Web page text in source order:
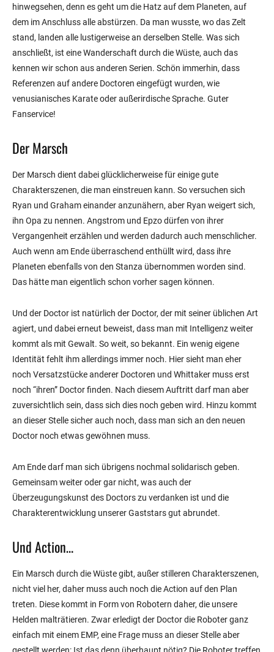
hinwegsehen, denn es geht um die Hatz auf dem Planeten, auf
dem im Anschluss alle abstürzen. Da man wusste, wo das Zelt
stand, landen alle lustigerweise an derselben Stelle. Was sich
anschließt, ist eine Wanderschaft durch die Wüste, auch das
kennen wir schon aus anderen Serien. Schön immerhin, dass
Referenzen auf andere Doctoren eingefügt wurden, wie
venusianisches Karate oder außerirdische Sprache. Guter
Fanservice!
Der Marsch
Der Marsch dient dabei glücklicherweise für einige gute
Charakterszenen, die man einstreuen kann. So versuchen sich
Ryan und Graham einander anzunähern, aber Ryan weigert sich,
ihn Opa zu nennen. Angstrom und Epzo dürfen von ihrer
Vergangenheit erzählen und werden dadurch auch menschlicher.
Auch wenn am Ende überraschend enthüllt wird, dass ihre
Planeten ebenfalls von den Stanza übernommen worden sind.
Das hätte man eigentlich schon vorher sagen können.
Und der Doctor ist natürlich der Doctor, der mit seiner üblichen Art
agiert, und dabei erneut beweist, dass man mit Intelligenz weiter
kommt als mit Gewalt. So weit, so bekannt. Ein wenig eigene
Identität fehlt ihm allerdings immer noch. Hier sieht man eher
noch Versatzstücke anderer Doctoren und Whittaker muss erst
noch “ihren” Doctor finden. Nach diesem Auftritt darf man aber
zuversichtlich sein, dass sich dies noch geben wird. Hinzu kommt
an dieser Stelle sicher auch noch, dass man sich an den neuen
Doctor noch etwas gewöhnen muss.
Am Ende darf man sich übrigens nochmal solidarisch geben.
Gemeinsam weiter oder gar nicht, was auch der
Überzeugungskunst des Doctors zu verdanken ist und die
Charakterentwicklung unserer Gaststars gut abrundet.
Und Action…
Ein Marsch durch die Wüste gibt, außer stilleren Charakterszenen,
nicht viel her, daher muss auch noch die Action auf den Plan
treten. Diese kommt in Form von Robotern daher, die unsere
Helden malträtieren. Zwar erledigt der Doctor die Roboter ganz
einfach mit einem EMP, eine Frage muss an dieser Stelle aber